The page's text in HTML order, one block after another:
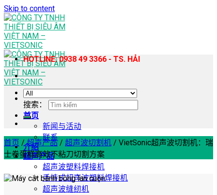
Skip to content
首页
新闻与活动
联系
介绍
超声产品
超声波塑料焊接机
手持式超声波塑料焊接机
超声波缝纫机
HOTLINE: 0938 49 3366 - TS. HẢI
搜索：
首页 / 超声产品 / 超声波切割机 / VietSonic超声波切割机：瑞
士卷蛋糕高效不粘刀切割方案